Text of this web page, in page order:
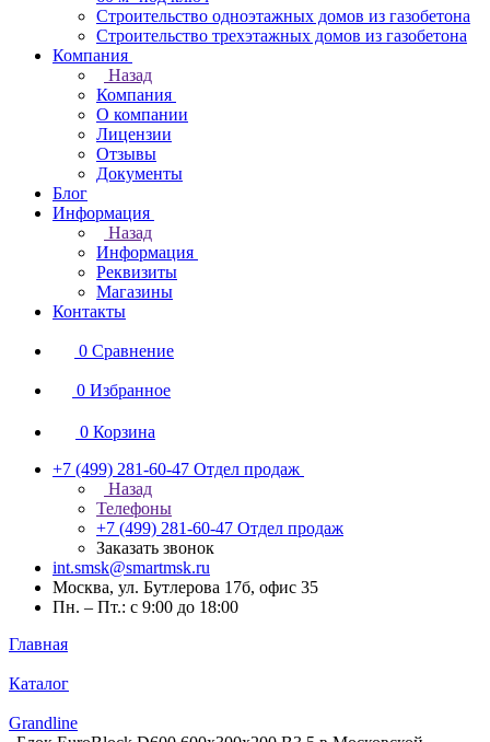
Строительство одноэтажных домов из газобетона
Строительство трехэтажных домов из газобетона
Компания
Назад
Компания
О компании
Лицензии
Отзывы
Документы
Блог
Информация
Назад
Информация
Реквизиты
Магазины
Контакты
0 Сравнение
0 Избранное
0 Корзина
+7 (499) 281-60-47 Отдел продаж
Назад
Телефоны
+7 (499) 281-60-47 Отдел продаж
Заказать звонок
int.smsk@smartmsk.ru
Москва, ул. Бутлерова 17б, офис 35
Пн. – Пт.: с 9:00 до 18:00
Главная
Каталог
Grandline